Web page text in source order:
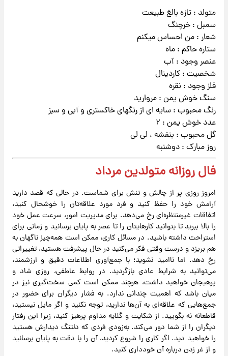
متولد : تازه بالغ طبیعت
سمبل : خرچنگ
شعار : من احساس میکنم
ستاره حاکم : ماه
عنصر وجود : آب
شخصیت : کاردینال
فلز وجود : نقره
سنگ خوش یمن : مروارید
رنگ محبوب : سایه ای از رنگهای خاکستری و آبی و سبز
عدد خوش یمن : ۲
گل محبوب : بنفشه ، لی لی
روز مبارک : دوشنبه
فال روزانه متولدین مرداد
امروز روزی پر از چالش و تنش برای شماست. در حالی که قصد دارید
آرامش خود را حفظ کنید و فرد مورد علاقه‌تان را خوشحال کنید،
اتفاقات غیرمنتظره‌ای رخ می‌دهد. برای مدیریت امور، سرعت عمل خود
را بالا ببرید تا بتوانید کارهایتان را تا عصر به پایان برسانید و زمانی برای
استراحت داشته باشید. در مسائل کاری، ممکن است همه‌چیز ناگهان به
هم بریزد و درست وقتی فکر می‌کنید در حال پیشرفت هستید، تغییراتی
رخ دهد. اما ناامید نشوید؛ با جمع‌آوری اطلاعات دقیق و ارزشمند،
می‌توانید به شرایط عادی بازگردید. در روابط عاطفی، روزی شاد و
پرهیجان خواهید داشت، هرچند ممکن است کمی سخت‌گیری نیز در
میان باشد که اهمیت چندانی ندارد. به فشار دیگران برای حضور در
جمع‌هایی که علاقه‌ای به آن‌ها ندارید، توجه نکنید و اگر مایل نیستید،
قاطعانه نه بگویید. از شکایت و گلایه مداوم پرهیز کنید، زیرا این رفتار
دیگران را از شما دور می‌کند. به‌زودی فردی که دلتنگ دیدارش هستید
را خواهید دید. اگر کاری را شروع کردید، آن را با دقت به پایان برسانید
و از غر زدن درباره آن خودداری کنید.